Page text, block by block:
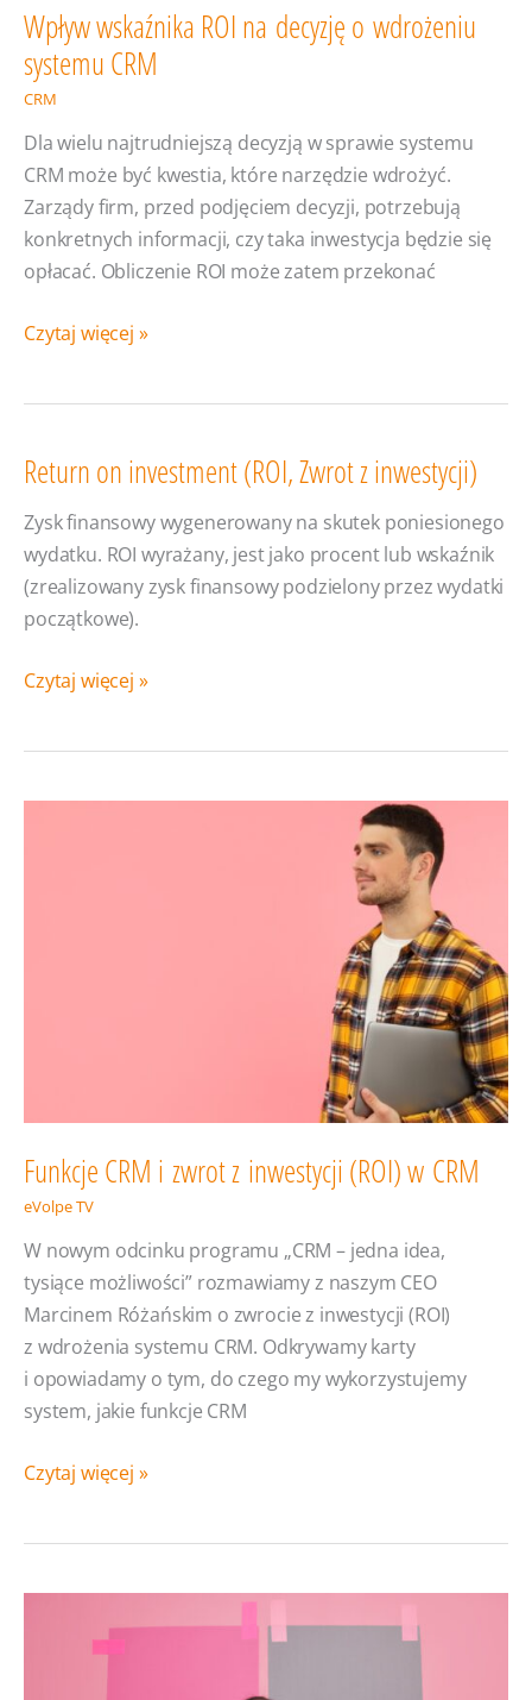
Wpływ wskaźnika ROI na decyzję o wdrożeniu
systemu CRM
CRM
Dla wielu najtrudniejszą decyzją w sprawie systemu
CRM może być kwestia, które narzędzie wdrożyć.
Zarządy firm, przed podjęciem decyzji, potrzebują
konkretnych informacji, czy taka inwestycja będzie się
opłacać. Obliczenie ROI może zatem przekonać
Wpływ
o wdrożeniu
systemu
CRM
Czytaj więcej »
Return on investment (ROI, Zwrot z inwestycji)
Zysk finansowy wygenerowany na skutek poniesionego
wydatku. ROI wyrażany, jest jako procent lub wskaźnik
(zrealizowany zysk finansowy podzielony przez wydatki
początkowe).
Return
Zwrot
Czytaj więcej »
Funkcje CRM i zwrot z inwestycji (ROI) w CRM
eVolpe TV
W nowym odcinku programu „CRM – jedna idea,
tysiące możliwości” rozmawiamy z naszym CEO
Marcinem Różańskim o zwrocie z inwestycji (ROI)
z wdrożenia systemu CRM. Odkrywamy karty
i opowiadamy o tym, do czego my wykorzystujemy
system, jakie funkcje CRM
Funkcje
(ROI)
Czytaj więcej »